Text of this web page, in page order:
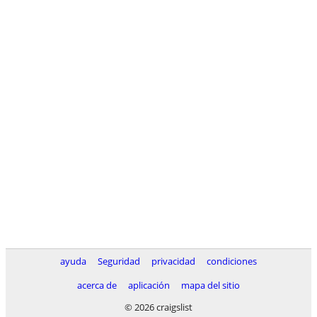
ayuda Seguridad privacidad
condiciones
acerca de
aplicación
mapa del sitio
© 2026 craigslist